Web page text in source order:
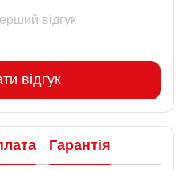
відгук
відгук
Гарантія